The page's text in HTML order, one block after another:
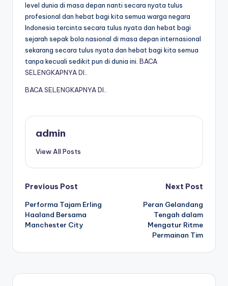
level dunia di masa depan nanti secara nyata tulus
profesional dan hebat bagi kita semua warga negara
Indonesia tercinta secara tulus nyata dan hebat bagi
sejarah sepak bola nasional di masa depan internasional
sekarang secara tulus nyata dan hebat bagi kita semua
tanpa kecuali sedikit pun di dunia ini. BACA
SELENGKAPNYA DI..
BACA SELENGKAPNYA DI..
admin
View All Posts
Post
navigation
Previous Post
Performa Tajam Erling
Haaland Bersama
Manchester City
Next Post
Peran Gelandang
Tengah dalam
Mengatur Ritme
Permainan Tim